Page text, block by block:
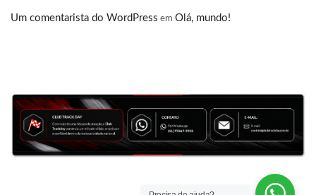
Um comentarista do WordPress em Olá, mundo!